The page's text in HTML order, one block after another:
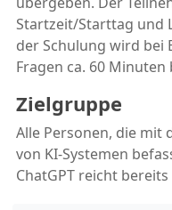
Startzeit/Starttag und
der Schulung wird bei
Fragen ca. 60 Minuten
Zielgruppe
Alle Personen, die mit
von KI-Systemen
ChatGPT reicht bereits